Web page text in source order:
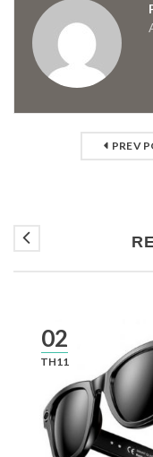
PREV
02
TH11